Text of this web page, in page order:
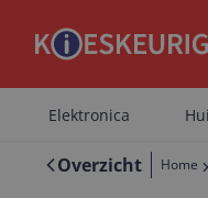
Elektronica
Overzicht Home